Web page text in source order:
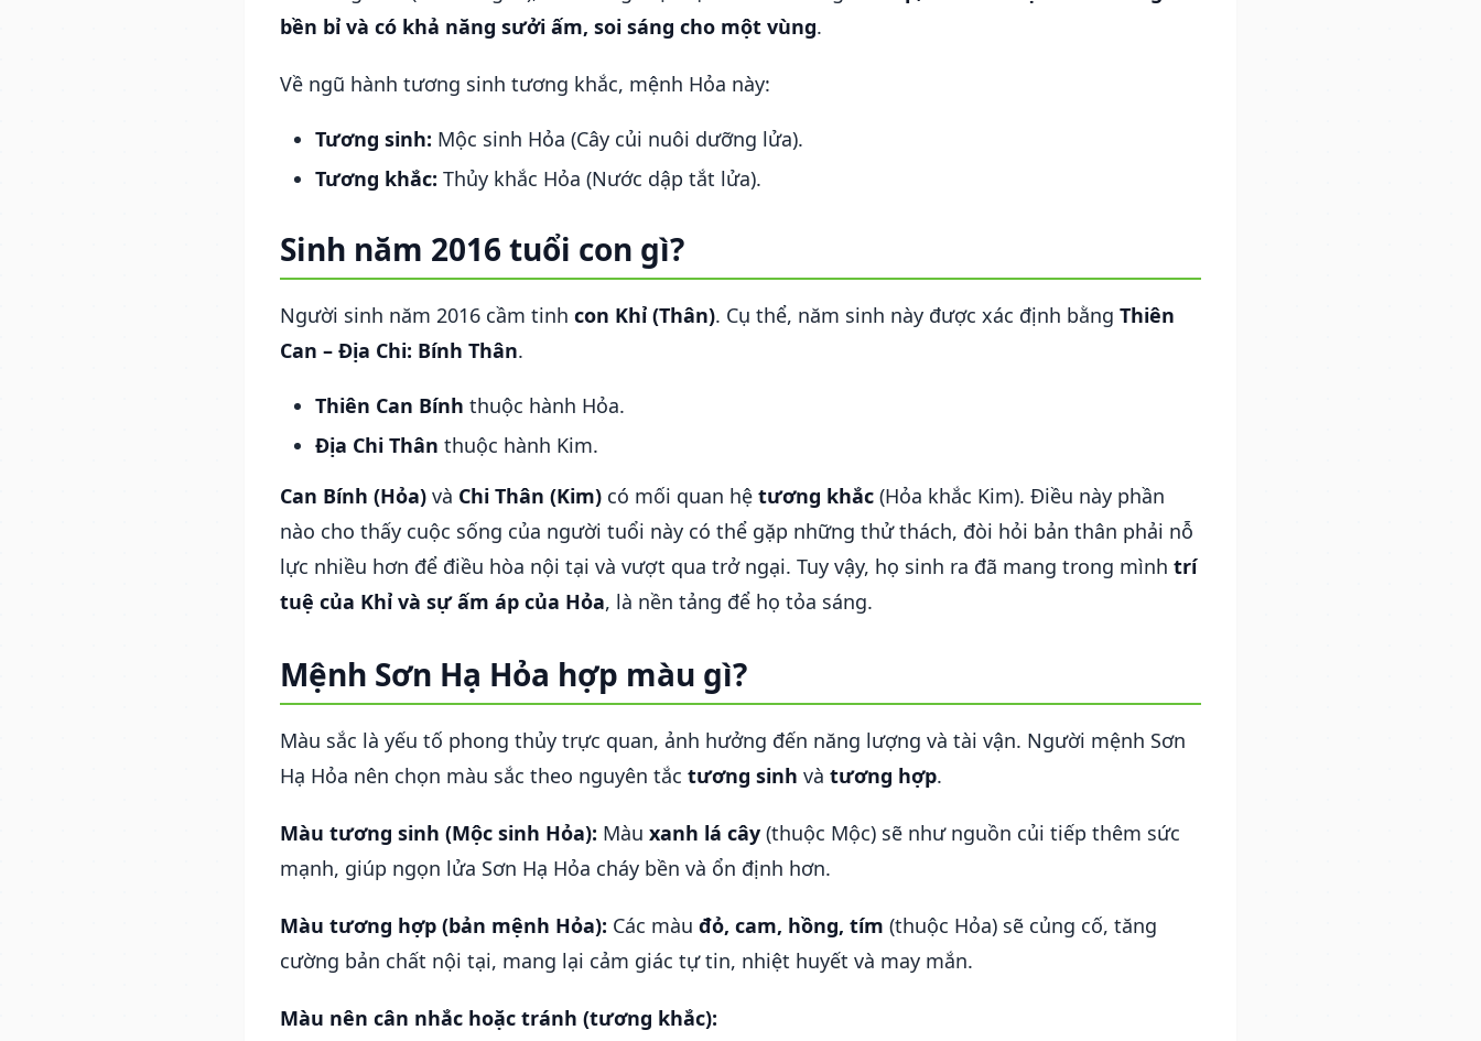
bền bỉ và có khả năng sưởi ấm, soi sáng cho một vùng.
Về ngũ hành tương sinh tương khắc, mệnh Hỏa này:
Tương sinh: Mộc sinh Hỏa (Cây củi nuôi dưỡng lửa).
Tương khắc: Thủy khắc Hỏa (Nước dập tắt lửa).
Sinh năm 2016 tuổi con gì?
Người sinh năm 2016 cầm tinh con Khỉ (Thân). Cụ thể, năm sinh này được xác định bằng Thiên
Can – Địa Chi: Bính Thân.
Thiên Can Bính thuộc hành Hỏa.
Địa Chi Thân thuộc hành Kim.
Can Bính (Hỏa) và Chi Thân (Kim) có mối quan hệ tương khắc (Hỏa khắc Kim). Điều này phần
nào cho thấy cuộc sống của người tuổi này có thể gặp những thử thách, đòi hỏi bản thân phải nỗ
lực nhiều hơn để điều hòa nội tại và vượt qua trở ngại. Tuy vậy, họ sinh ra đã mang trong mình trí
tuệ của Khỉ và sự ấm áp của Hỏa, là nền tảng để họ tỏa sáng.
Mệnh Sơn Hạ Hỏa hợp màu gì?
Màu sắc là yếu tố phong thủy trực quan, ảnh hưởng đến năng lượng và tài vận. Người mệnh Sơn
Hạ Hỏa nên chọn màu sắc theo nguyên tắc tương sinh và tương hợp.
Màu tương sinh (Mộc sinh Hỏa): Màu xanh lá cây (thuộc Mộc) sẽ như nguồn củi tiếp thêm sức
mạnh, giúp ngọn lửa Sơn Hạ Hỏa cháy bền và ổn định hơn.
Màu tương hợp (bản mệnh Hỏa): Các màu đỏ, cam, hồng, tím (thuộc Hỏa) sẽ củng cố, tăng
cường bản chất nội tại, mang lại cảm giác tự tin, nhiệt huyết và may mắn.
Màu nên cân nhắc hoặc tránh (tương khắc):